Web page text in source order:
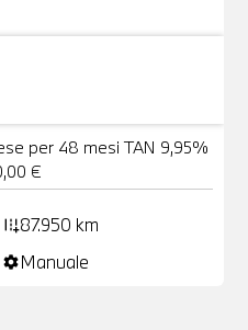
per 48 mesi TAN 9,95%
€
add_road87.950 km
settingsManuale